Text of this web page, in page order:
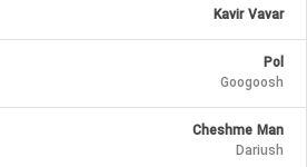
Kavir Vavar
Pol
Googoosh
Cheshme Man
Dariush